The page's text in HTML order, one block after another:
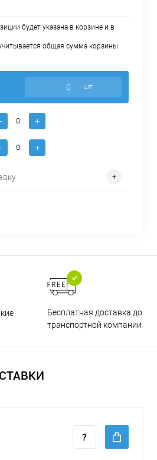
будет указана в корзине и в
общая сумма корзины.
шт
Бесплатная доставка до
транспортной компании